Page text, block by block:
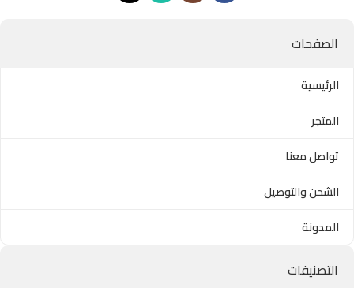
الصفحات
الرئيسية
المتجر
تواصل معنا
الشحن والتوصيل
المدونة
التصنيفات